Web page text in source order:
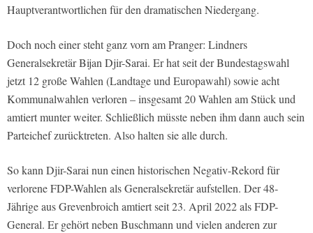
Hauptverantwortlichen für den dramatischen Niedergang.
Doch noch einer steht ganz vorn am Pranger: Lindners
Generalsekretär Bijan Djir-Sarai. Er hat seit der Bundestagswahl
jetzt 12 große Wahlen (Landtage und Europawahl) sowie acht
Kommunalwahlen verloren – insgesamt 20 Wahlen am Stück und
amtiert munter weiter. Schließlich müsste neben ihm dann auch sein
Parteichef zurücktreten. Also halten sie alle durch.
So kann Djir-Sarai nun einen historischen Negativ-Rekord für
verlorene FDP-Wahlen als Generalsekretär aufstellen. Der 48-
Jährige aus Grevenbroich amtiert seit 23. April 2022 als FDP-
General. Er gehört neben Buschmann und vielen anderen zur